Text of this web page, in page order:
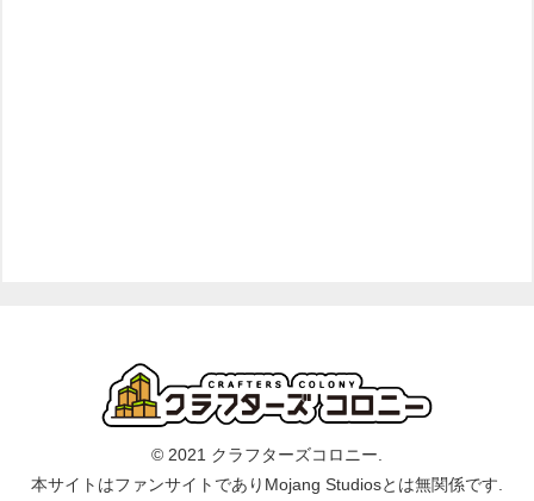
© 2021 クラフターズコロニー.
本サイトはファンサイトでありMojang Studiosとは無関係です.